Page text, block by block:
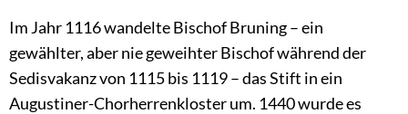
Im Jahr 1116 wandelte Bischof Bruning – ein
gewählter, aber nie geweihter Bischof während der
Sedisvakanz von 1115 bis 1119 – das Stift in ein
Augustiner-Chorherrenkloster um. 1440 wurde es